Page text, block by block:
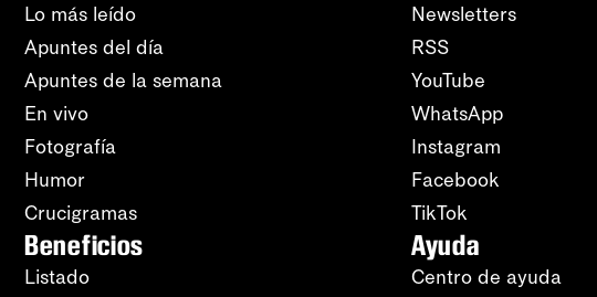
Lo más leído
Apuntes del día
Apuntes de la semana
En vivo
Fotografía
Humor
Crucigramas
Beneficios
Listado
Newsletters
RSS
YouTube
WhatsApp
Instagram
Facebook
TikTok
Ayuda
Centro de ayuda